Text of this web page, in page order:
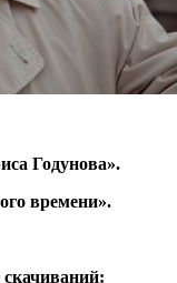
Годунова».
времени».
скачиваний: